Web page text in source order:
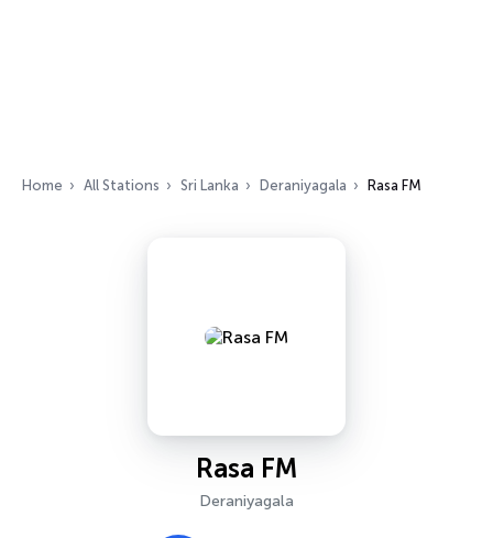
Home All Stations Sri Lanka Deraniyagala Rasa FM
Rasa FM
Deraniyagala